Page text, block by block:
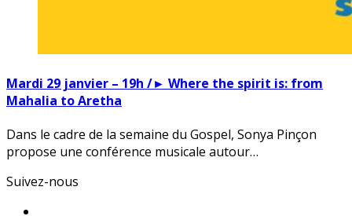
Mardi 29 janvier – 19h /► Where the spirit is: from
Mahalia to Aretha
Dans le cadre de la semaine du Gospel, Sonya Pinçon
propose une conférence musicale autour…
Suivez-nous